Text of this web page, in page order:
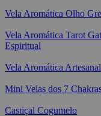
Vela Aromática Olho
Vela Aromática Tarot
Espiritual
Vela Aromática
Mini Velas dos 7
Castiçal Cogumelo